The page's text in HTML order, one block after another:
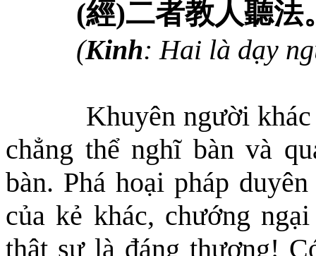
(經)二者教人聽法
(Kinh: Hai là dạy
Khuyên người
chẳng thể nghĩ bàn và
bàn. Phá hoại pháp
của kẻ khác, chướng
thật sự là đáng thương!